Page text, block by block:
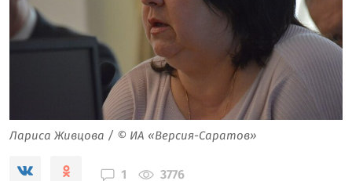
Лариса Живцова / © ИА «Версия-Саратов»
1 3776